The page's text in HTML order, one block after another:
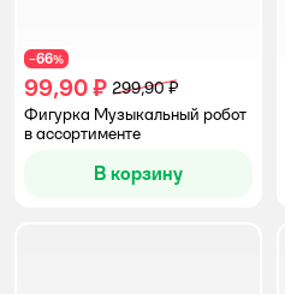
−66%
99,90 ₽ 299,90 ₽
Фигурка Музыкальный робот
в ассортименте
В корзину